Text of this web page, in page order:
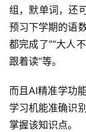
组，默单词，还
预习下学期的语
都完成了”“大人
跟着读”等。
而且AI精准学功
学习机能准确识
掌握该知识点。